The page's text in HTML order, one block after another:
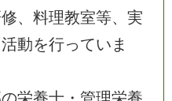
、料理教室等、実
動を行っていま